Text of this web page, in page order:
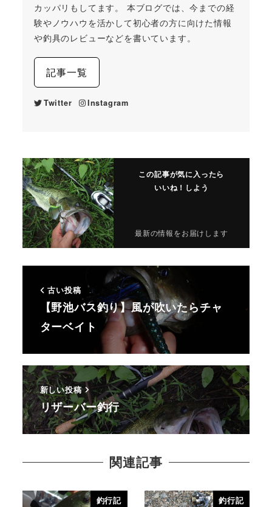
カッパリもしてます。 本ブログでは、今までの経
験やノウハウを活かして初心者の方に向けた情報
や釣具のレビューなどを書いています。
記事一覧
Twitter Instagram
この記事が気に入ったら
いいね！しよう
最新の情報をお届けします
古い投稿
【野池バス釣り】風が吹いたらチャ
ターベイト
新しい投稿
リザーバー釣行
関連記事
釣行記 釣行記